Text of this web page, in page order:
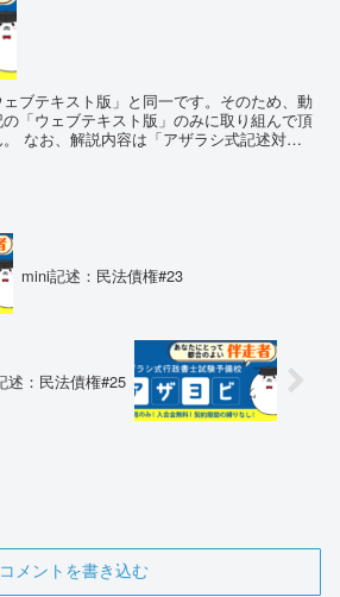
ブテキスト版」と同一です。そのため、動
「ウェブテキスト版」のみに取り組んで頂
なお、解説内容は「アザラシ式記述対策
mini記述：民法債権#23
述：民法債権#25
コメントを書き込む